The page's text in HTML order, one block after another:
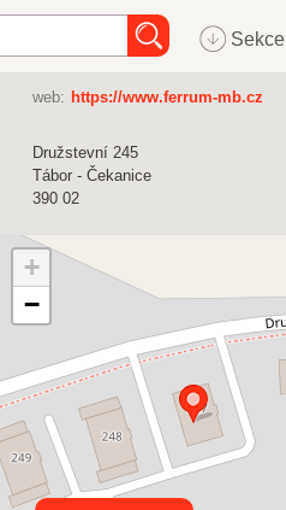
Sekce
web: https://www.ferrum-mb.cz
Družstevní 245
Tábor - Čekanice
390 02
+
−